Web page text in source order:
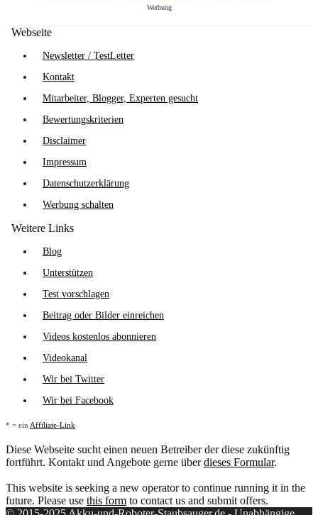
Werbung
Webseite
Newsletter / TestLetter
Kontakt
Mitarbeiter, Blogger, Experten gesucht
Bewertungskriterien
Disclaimer
Impressum
Datenschutzerklärung
Werbung schalten
Weitere Links
Blog
Unterstützen
Test vorschlagen
Beitrag oder Bilder einreichen
Videos kostenlos abonnieren
Videokanal
Wir bei Twitter
Wir bei Facebook
* = ein Affiliate-Link
Diese Webseite sucht einen neuen Betreiber der diese zukünftig
fortführt. Kontakt und Angebote gerne überdieses Formular.
This website is seeking a new operator to continue running it in the
future. Please use this form to contact us and submit offers.